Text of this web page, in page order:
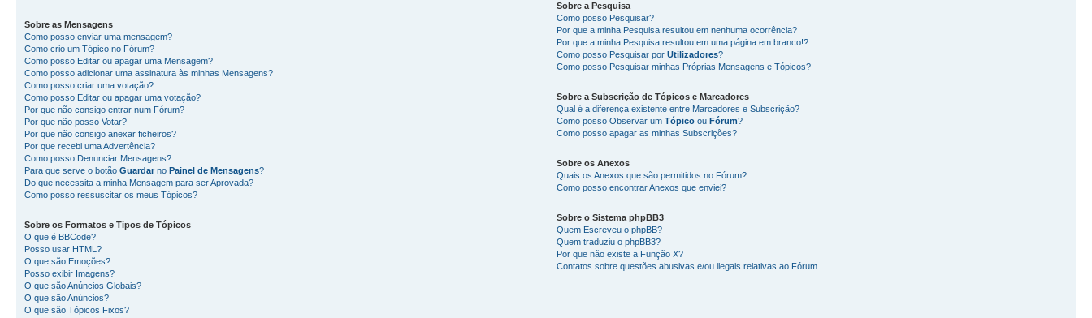
Sobre as Mensagens
Como posso enviar uma mensagem?
Como crio um Tópico no Fórum?
Como posso Editar ou apagar uma Mensagem?
Como posso adicionar uma assinatura às minhas Mensagens?
Como posso criar uma votação?
Como posso Editar ou apagar uma votação?
Por que não consigo entrar num Fórum?
Por que não posso Votar?
Por que não consigo anexar ficheiros?
Por que recebi uma Advertência?
Como posso Denunciar Mensagens?
Para que serve o botão Guardar no Painel de Mensagens?
Do que necessita a minha Mensagem para ser Aprovada?
Como posso ressuscitar os meus Tópicos?
Sobre os Formatos e Tipos de Tópicos
O que é BBCode?
Posso usar HTML?
O que são Emoções?
Posso exibir Imagens?
O que são Anúncios Globais?
O que são Anúncios?
O que são Tópicos Fixos?
Sobre a Pesquisa
Como posso Pesquisar?
Por que a minha Pesquisa resultou em nenhuma ocorrência?
Por que a minha Pesquisa resultou em uma página em branco!?
Como posso Pesquisar por Utilizadores?
Como posso Pesquisar minhas Próprias Mensagens e Tópicos?
Sobre a Subscrição de Tópicose Marcadores
Qual é a diferença existente entre Marcadores e Subscrição?
Como posso Observar um Tópicoou Fórum?
Como posso apagar as minhas Subscrições?
Sobre os Anexos
Quais os Anexos que são permitidos no Fórum?
Como posso encontrar Anexos que enviei?
Sobre o Sistema phpBB3
Quem Escreveu o phpBB?
Quem traduziu o phpBB3?
Por que não existe a Função X?
Contatos sobre questões abusivas e/ou ilegais relativas ao Fórum.